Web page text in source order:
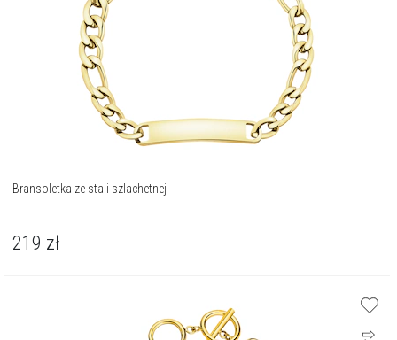
Bransoletka ze stali szlachetnej
219 zł